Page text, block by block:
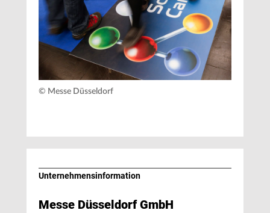
© Messe Düsseldorf
Unternehmens­information
Messe Düsseldorf GmbH